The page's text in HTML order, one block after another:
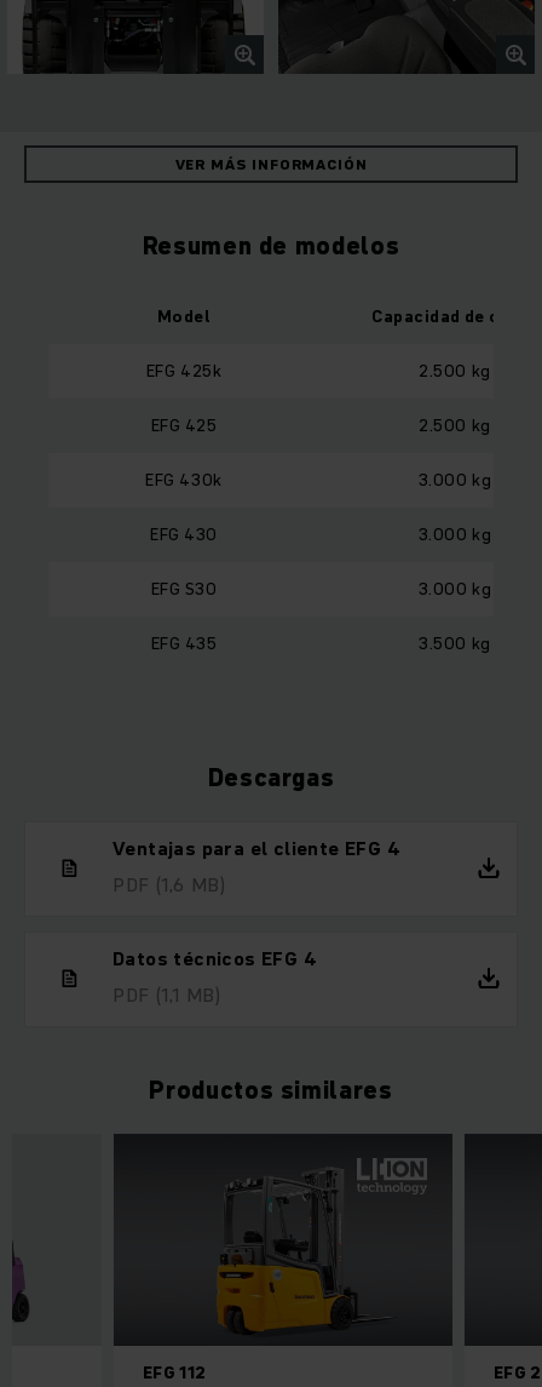
VER MÁS INFORMACIÓN
Resumen de modelos
Model Capacidad de carga
EFG 425k 2.500 kg
EFG 425 2.500 kg
EFG 430k 3.000 kg
EFG 430 3.000 kg
EFG S30 3.000 kg
EFG 435 3.500 kg
Descargas
Ventajas para el cliente EFG 4
PDF (1,6 MB)
Datos técnicos EFG 4
PDF (1,1 MB)
Productos similares
EFG 112 EFG